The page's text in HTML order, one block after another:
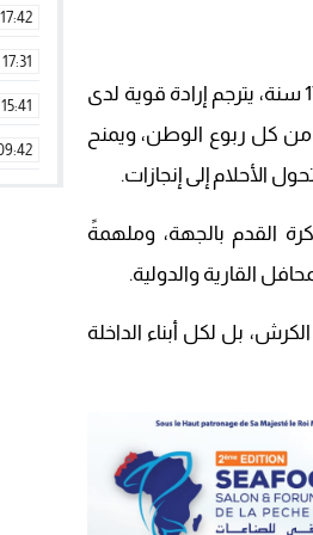
إن حضور اسم يحيى الكرش ضمن قائمة المنتخب الوطني لأقل من 17 سنة، يترجم إرادة قوية لدى
من كل ربوع الوطن، ويمنح
الأحلام إلى إنجازات.
القدم بالجهة، وملهمةً
القارية والدولية.
بل لكل أبناء الداخلة
17:42
17:31
15:41